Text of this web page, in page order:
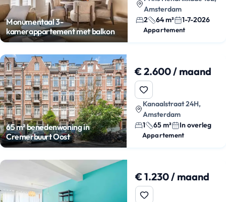
Monumentaal 3-
kamerappartement met balkon
Amsterdam
2
64 m² 1-7-2026
Appartement
65 m² benedenwoning in
Cremerbuurt Oost
€ 2.600 / maand
Kanaalstraat 24H,
Amsterdam
1
65 m² In overleg
Appartement
€ 1.230 / maand